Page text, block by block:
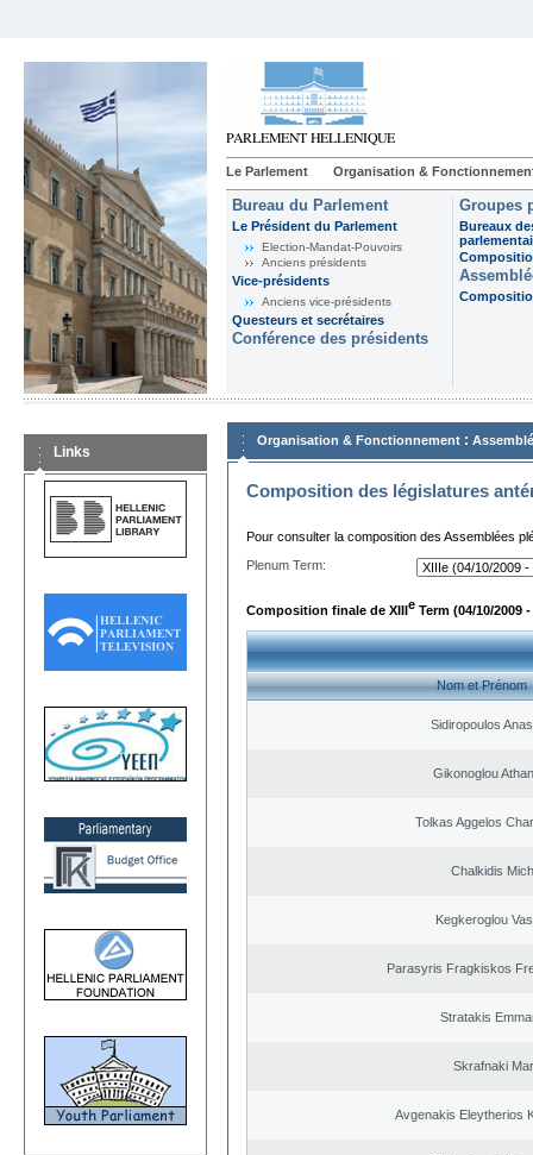
Le Parlement Organisation &
Bureau du Parlement
Le Président du Parlement
Election-Mandat-Pouvoirs
Anciens présidents
Vice-présidents
Anciens vice-présidents
Questeurs et secrétaires
Conférence des présidents
Groupes
Bureaux
Links
Organisation & Fonctionnement :
Composition des législatures
Pour consulter la composition des Assemblées
Plenum Term:
Composition finale de XIIIe Term (04/10/2009 -
Nom et Prénom
Sidiropoulos
Gikonoglou
Tolkas Aggelos
Chalkidis
Kegkeroglou
Parasyris Fragkiskos
Stratakis
Skrafnaki
Avgenakis Eleytherios